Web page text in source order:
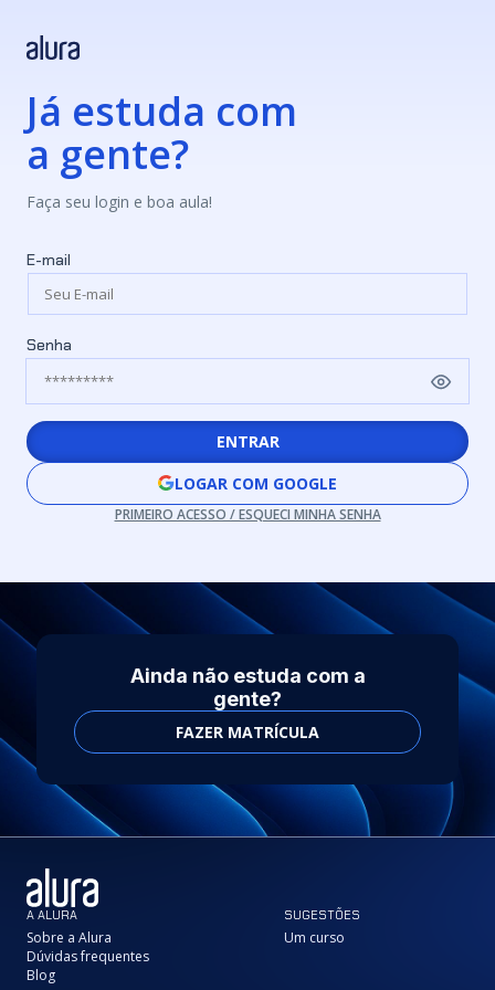
Já estuda com
a gente?
Faça seu login e boa aula!
E-mail
Senha
ENTRAR
LOGAR COM GOOGLE
PRIMEIRO ACESSO / ESQUECI MINHA SENHA
Ainda não estuda com a
gente?
FAZER MATRÍCULA
A ALURA
Sobre a Alura
Dúvidas frequentes
Blog
SUGESTÕES
Um curso